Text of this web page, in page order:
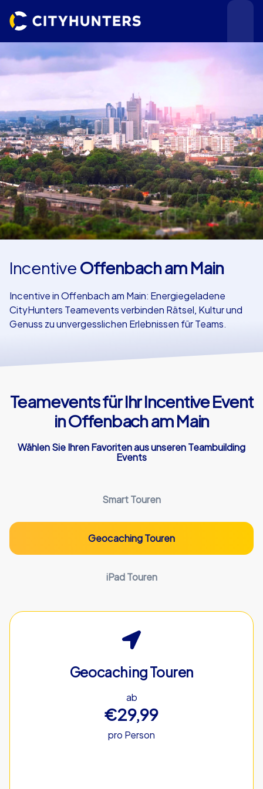
Teamevents
Städte
Anlässe
Incentive Offenbach am Main
Incentive in Offenbach am Main: Energiegeladene
CityHunters Teamevents verbinden Rätsel, Kultur und
Genuss zu unvergesslichen Erlebnissen für Teams.
Teamevents für Ihr Incentive Event
in Offenbach am Main
Wählen Sie Ihren Favoriten aus unseren Teambuilding
Events
Smart Touren
Geocaching Touren
iPad Touren
Geocaching Touren
ab
€29,99
pro Person